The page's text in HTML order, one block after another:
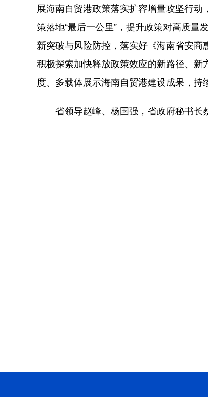
展海南自贸港政策落实扩容增量攻坚行
策落地“最后一公里”，提升政策对高质
新突破与风险防控，落实好《海南省安
积极探索加快释放政策效应的新路径、
度、多载体展示海南自贸港建设成果，持
省领导赵峰、杨国强，省政府秘书长